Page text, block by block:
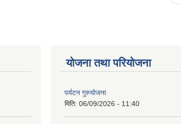
योजना तथा परियोजना
पर्यटन गुरुयोजना
मिति: 06/09/2026 - 11:40